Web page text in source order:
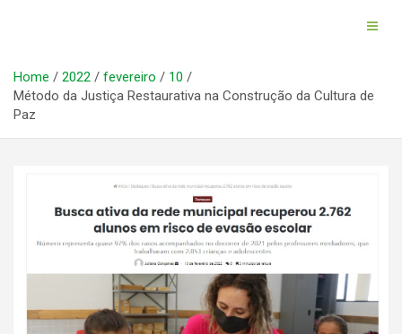
Home 2022 fevereiro
10
Método da Justiça Restaurativa na Construção da Cultura de
Paz